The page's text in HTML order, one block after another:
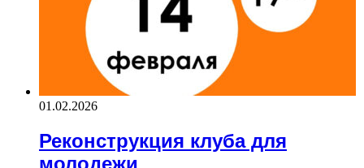
01.02.2026
Реконструкция клуба для
молодежи